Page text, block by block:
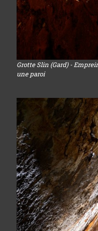
Grotte Slin (Gard) -
une paroi